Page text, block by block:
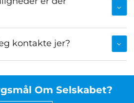
kontakte jer?
Om Selskabet?